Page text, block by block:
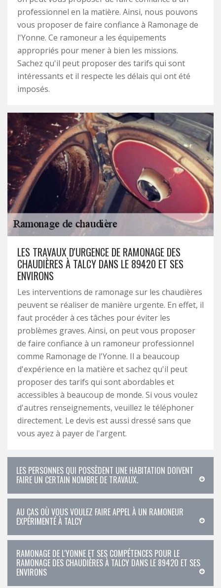
professionnel en la matière. Ainsi, nous pouvons
vous proposer de faire confiance à Ramonage de
l'Yonne. Ce ramoneur a les équipements
appropriés pour mener à bien les missions.
Sachez qu'il peut proposer des tarifs qui sont
intéressants et il respecte les délais qui ont été
imposés.
LES TRAVAUX D'URGENCE DE RAMONAGE DES
CHAUDIÈRES À TALCY DANS LE 89420 ET SES
ENVIRONS
Les interventions de ramonage sur les chaudières
peuvent se réaliser de manière urgente. En effet, il
faut procéder à ces tâches pour éviter les
problèmes graves. Ainsi, on peut vous proposer
de faire confiance à un ramoneur professionnel
comme Ramonage de l'Yonne. Il a beaucoup
d'expérience en la matière et sachez qu'il peut
proposer des tarifs qui sont abordables et
accessibles à beaucoup de monde. Si vous voulez
d'autres renseignements, veuillez le téléphoner
directement. Le devis est aussi dressé sans que
vous ayez à payer de l'argent.
LES PERSONNES QUI POSSÈDENT UNE HABITATION DOIVENT
FAIRE UN CERTAIN NOMBRE DE TRAVAUX.
AU CAS OÙ VOUS VOULEZ FAIRE APPEL À UN RAMONEUR
EXPÉRIMENTÉ À TALCY
RAMONAGE DE L'YONNE ET SES COMPÉTENCES POUR LE
RAMONAGE DES CHAUDIÈRES À TALCY DANS LE 89420 ET SES
ENVIRONS